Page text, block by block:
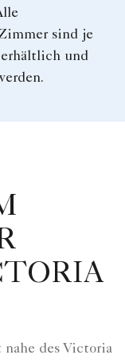
sind je
und
des Victoria